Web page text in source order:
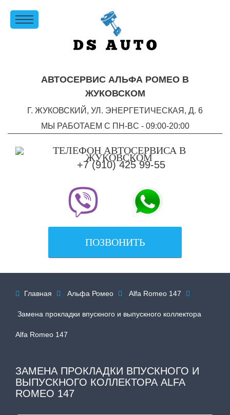
АВТОСЕРВИС АЛЬФА РОМЕО В
ЖУКОВСКОМ
Г. ЖУКОВСКИЙ, УЛ. ЭНЕРГЕТИЧЕСКАЯ, Д. 6
МЫ РАБОТАЕМ С ПН-ВC - 09:00-20:00
+7 (910) 425 99-55
ПОЗВОНИТЬ
 Главная  Альфа Ромео  Alfa Romeo 147 
Замена прокладки впускного и выпускного коллектора
Alfa Romeo 147
ЗАМЕНА ПРОКЛАДКИ ВПУСКНОГО И
ВЫПУСКНОГО КОЛЛЕКТОРА ALFA
ROMEO 147